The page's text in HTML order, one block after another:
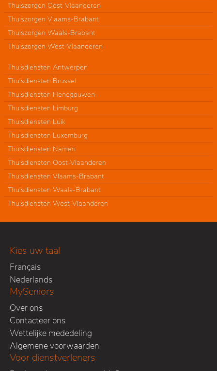
Thuiszorgen Oost-Vlaanderen
Thuiszorgen Vlaams-Brabant
Thuiszorgen Waals-Brabant
Thuiszorgen West-Vlaanderen
Thuisdiensten Antwerpen
Thuisdiensten Brussel
Thuisdiensten Henegouwen
Thuisdiensten Limburg
Thuisdiensten Luik
Thuisdiensten Luxemburg
Thuisdiensten Namen
Thuisdiensten Oost-Vlaanderen
Thuisdiensten Vlaams-Brabant
Thuisdiensten Waals-Brabant
Thuisdiensten West-Vlaanderen
Kies uw taal
Français
Nederlands
MySeniors
Over ons
Contacteer ons
Wettelijke mededeling
Algemene voorwaarden
Voor dienstverleners